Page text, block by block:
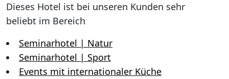
Dieses Hotel ist bei unseren Kunden sehr
beliebt im Bereich
Seminarhotel | Natur
Seminarhotel | Sport
Events mit internationaler Küche